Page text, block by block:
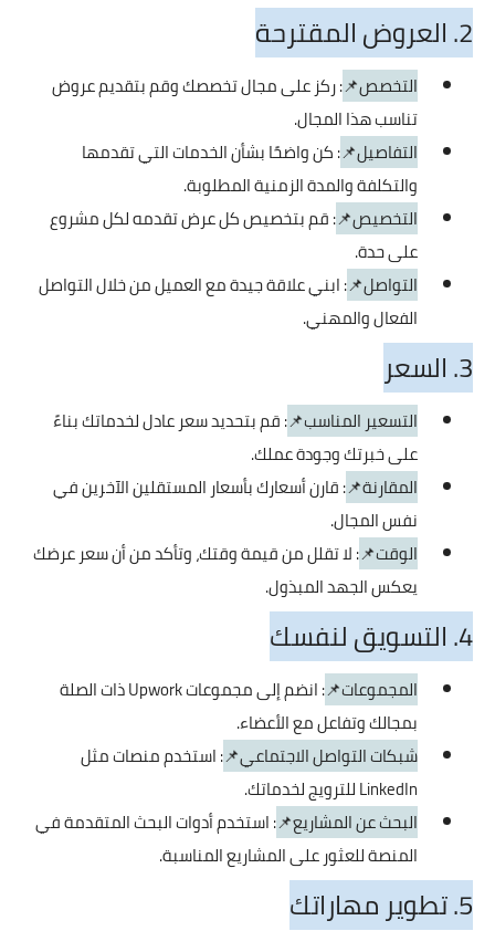
2. العروض المقترحة
التخصص📌: ركز على مجال تخصصك وقم بتقديم عروض
تناسب هذا المجال.
التفاصيل📌: كن واضحًا بشأن الخدمات التي تقدمها
والتكلفة والمدة الزمنية المطلوبة.
التخصيص📌: قم بتخصيص كل عرض تقدمه لكل مشروع
على حدة.
التواصل📌: ابني علاقة جيدة مع العميل من خلال التواصل
الفعال والمهني.
3. السعر
التسعير المناسب📌: قم بتحديد سعر عادل لخدماتك بناءً
على خبرتك وجودة عملك.
المقارنة📌: قارن أسعارك بأسعار المستقلين الآخرين في
نفس المجال.
الوقت📌: لا تقلل من قيمة وقتك، وتأكد من أن سعر عرضك
يعكس الجهد المبذول.
4. التسويق لنفسك
المجموعات📌
: انضم إلى مجموعات Upwork ذات الصلة
بمجالك وتفاعل مع الأعضاء.
شبكات التواصل الاجتماعي📌: استخدم منصات مثل
LinkedIn للترويج لخدماتك.
البحث عن المشاريع📌: استخدم أدوات البحث المتقدمة في
المنصة للعثور على المشاريع المناسبة.
5. تطوير مهاراتك